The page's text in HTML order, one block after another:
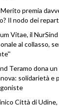
premia
Il nodo dei
Vitae, il
al collasso,
Teramo dona
solidarietà e
Città di